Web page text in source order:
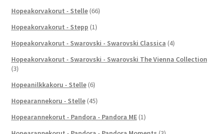
Hopeakorvakorut - Stelle (66)
Hopeakorvakorut - Stepp (1)
Hopeakorvakorut - Swarovski - Swarovski Classica (4)
Hopeakorvakorut - Swarovski - Swarovski The Vienna Collection
(3)
Hopeanilkkakoru - Stelle (6)
Hopearannekoru - Stelle (45)
Hopearannekorut - Pandora - Pandora ME (1)